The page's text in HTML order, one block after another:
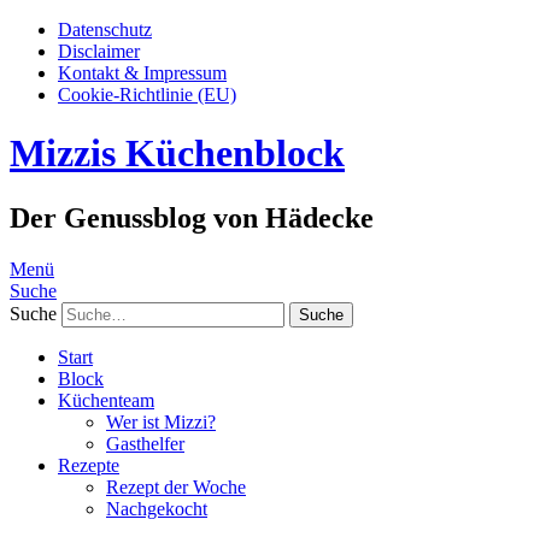
Datenschutz
Disclaimer
Kontakt & Impressum
Cookie-Richtlinie (EU)
Mizzis Küchenblock
Der Genussblog von Hädecke
Menü
Suche
Suche
Start
Block
Küchenteam
Wer ist Mizzi?
Gasthelfer
Rezepte
Rezept der Woche
Nachgekocht